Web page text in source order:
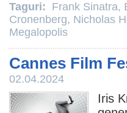
Taguri: Frank Sinatra,
Cronenberg, Nicholas
Megalopolis
Cannes Film
02.04.2024
Iris